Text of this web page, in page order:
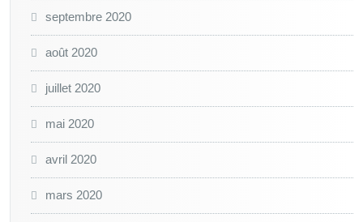
septembre 2020
août 2020
juillet 2020
mai 2020
avril 2020
mars 2020